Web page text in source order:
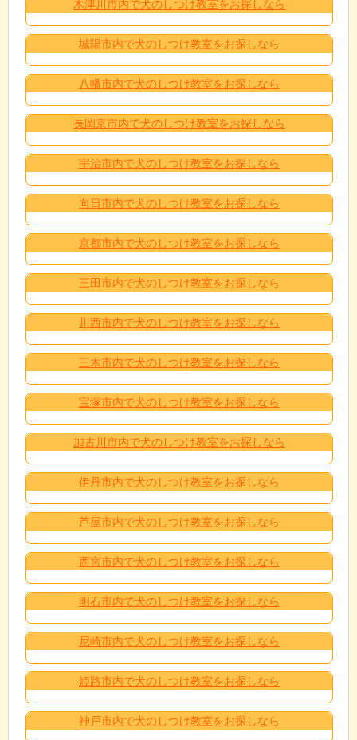
木津川市内で犬のしつけ教室をお探しなら
城陽市内で犬のしつけ教室をお探しなら
八幡市内で犬のしつけ教室をお探しなら
長岡京市内で犬のしつけ教室をお探しなら
宇治市内で犬のしつけ教室をお探しなら
向日市内で犬のしつけ教室をお探しなら
京都市内で犬のしつけ教室をお探しなら
三田市内で犬のしつけ教室をお探しなら
川西市内で犬のしつけ教室をお探しなら
三木市内で犬のしつけ教室をお探しなら
宝塚市内で犬のしつけ教室をお探しなら
加古川市内で犬のしつけ教室をお探しなら
伊丹市内で犬のしつけ教室をお探しなら
芦屋市内で犬のしつけ教室をお探しなら
西宮市内で犬のしつけ教室をお探しなら
明石市内で犬のしつけ教室をお探しなら
尼崎市内で犬のしつけ教室をお探しなら
姫路市内で犬のしつけ教室をお探しなら
神戸市内で犬のしつけ教室をお探しなら